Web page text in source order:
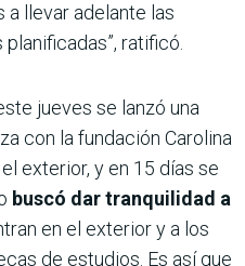
a llevar adelante las
ratificó.
jueves se lanzó una
con la fundación Carolina
exterior, y en 15 días se
buscó dar tranquilidad a
en el exterior y a los
de estudios. Es así que